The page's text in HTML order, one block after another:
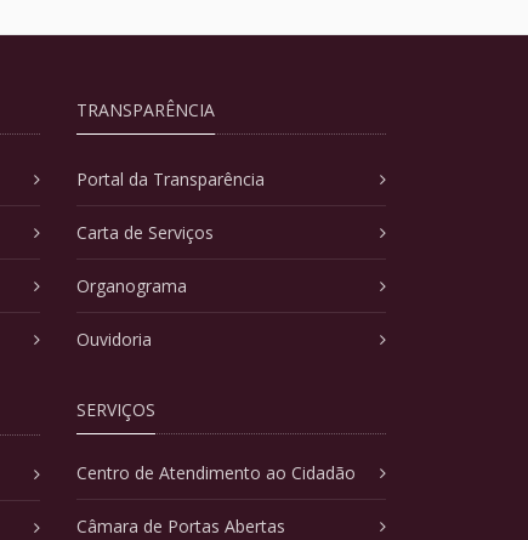
TRANSPARÊNCIA
Portal da Transparência
Carta de Serviços
Organograma
Ouvidoria
SERVIÇOS
Centro de Atendimento ao Cidadão
Câmara de Portas Abertas